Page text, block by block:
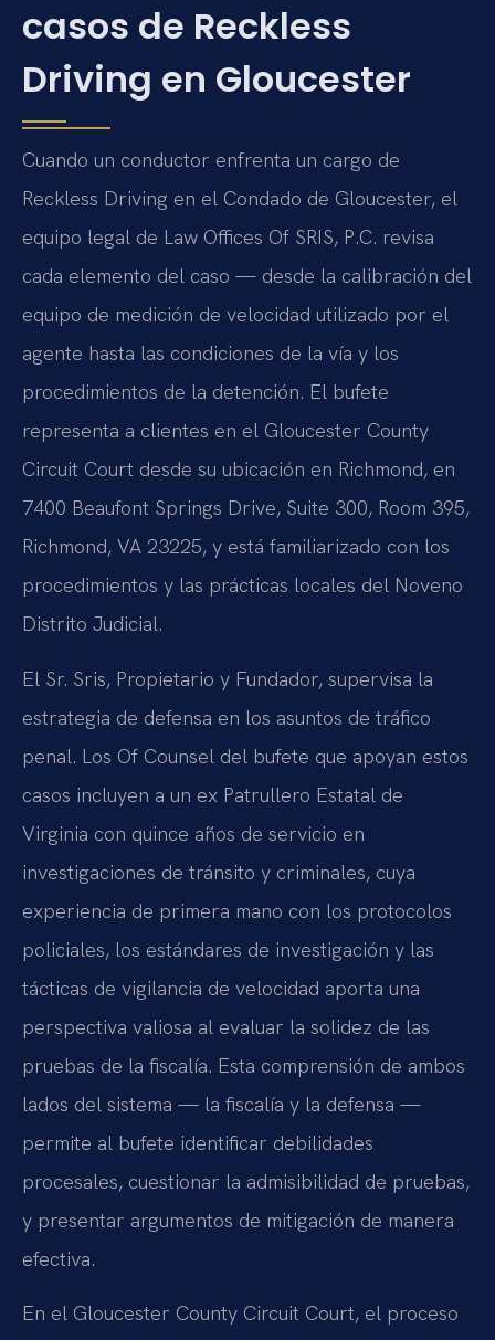
casos de Reckless
Driving en Gloucester
Cuando un conductor enfrenta un cargo de
Reckless Driving en el Condado de Gloucester, el
equipo legal de Law Offices Of SRIS, P.C. revisa
cada elemento del caso — desde la calibración del
equipo de medición de velocidad utilizado por el
agente hasta las condiciones de la vía y los
procedimientos de la detención. El bufete
representa a clientes en el Gloucester County
Circuit Court desde su ubicación en Richmond, en
7400 Beaufont Springs Drive, Suite 300, Room 395,
Richmond, VA 23225, y está familiarizado con los
procedimientos y las prácticas locales del Noveno
Distrito Judicial.
El Sr. Sris, Propietario y Fundador, supervisa la
estrategia de defensa en los asuntos de tráfico
penal. Los Of Counsel del bufete que apoyan estos
casos incluyen a un ex Patrullero Estatal de
Virginia con quince años de servicio en
investigaciones de tránsito y criminales, cuya
experiencia de primera mano con los protocolos
policiales, los estándares de investigación y las
tácticas de vigilancia de velocidad aporta una
perspectiva valiosa al evaluar la solidez de las
pruebas de la fiscalía. Esta comprensión de ambos
lados del sistema — la fiscalía y la defensa —
permite al bufete identificar debilidades
procesales, cuestionar la admisibilidad de pruebas,
y presentar argumentos de mitigación de manera
efectiva.
En el Gloucester County Circuit Court, el proceso